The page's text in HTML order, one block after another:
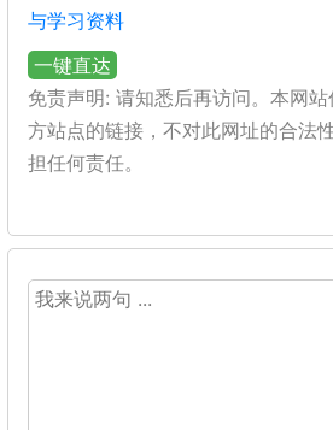
与学习资料
一键直达
免责声明: 请知悉后再访问。本网
方站点的链接，不对此网址的合法
担任何责任。